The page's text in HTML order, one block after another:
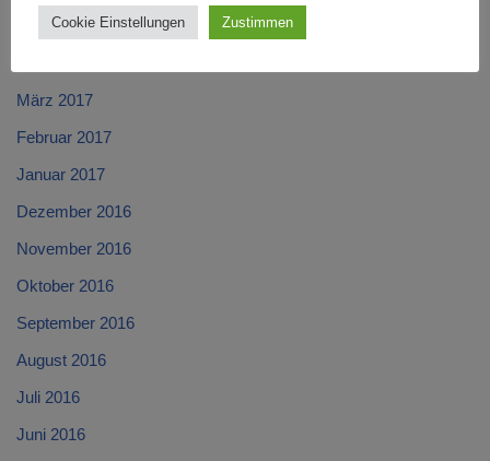
Mai 2017
März 2017
Februar 2017
Januar 2017
Dezember 2016
November 2016
Oktober 2016
September 2016
August 2016
Juli 2016
Juni 2016
Cookie Einstellungen Zustimmen